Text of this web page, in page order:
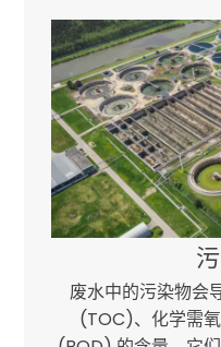
废水中的污染物会
(TOC)、化学需